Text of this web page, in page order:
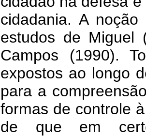
cidadania. A
estudos de Miguel
Campos (1990).
expostos ao longo
para a
formas de controle
de que em